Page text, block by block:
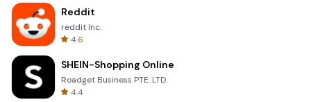
Reddit
reddit Inc.
4.6
SHEIN-Shopping Online
Roadget Business PTE. LTD.
4.4